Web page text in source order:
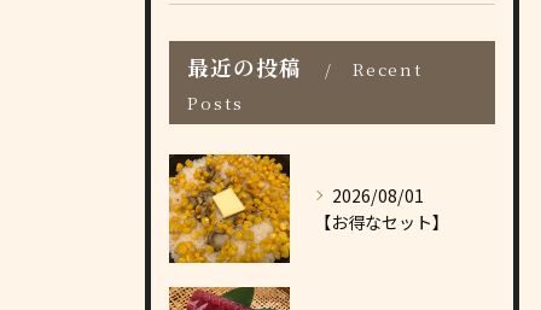
最近の投稿
Recent
Posts
2026/08/01
【お得なセット】